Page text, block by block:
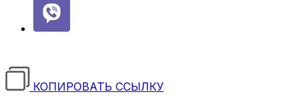
КОПИРОВАТЬ ССЫЛКУ